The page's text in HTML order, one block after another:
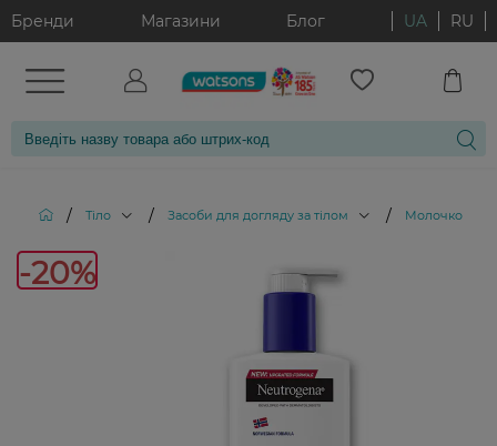
Бренди Магазини Блог UA RU
/ Тіло / Засоби для догляду за тілом / Молочко для
-20%